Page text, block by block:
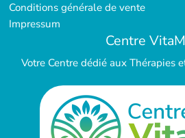
Conditions générale de vente
Impressum
Centre
Votre Centre dédié aux Thérapies